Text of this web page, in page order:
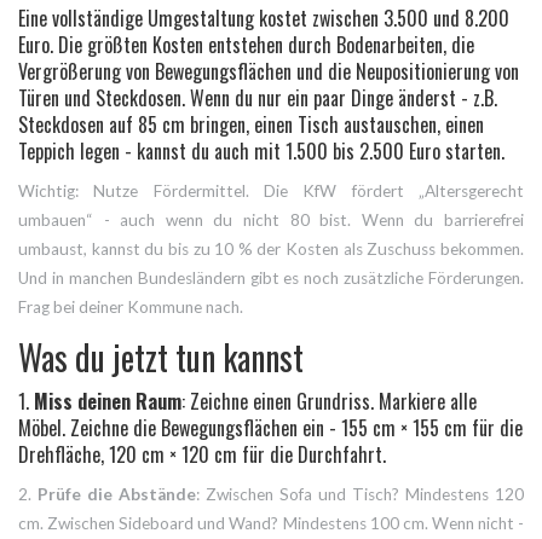
Eine vollständige Umgestaltung kostet zwischen 3.500 und 8.200
Euro. Die größten Kosten entstehen durch Bodenarbeiten, die
Vergrößerung von Bewegungsflächen und die Neupositionierung von
Türen und Steckdosen. Wenn du nur ein paar Dinge änderst - z.B.
Steckdosen auf 85 cm bringen, einen Tisch austauschen, einen
Teppich legen - kannst du auch mit 1.500 bis 2.500 Euro starten.
Wichtig: Nutze Fördermittel. Die KfW fördert „Altersgerecht
umbauen“ - auch wenn du nicht 80 bist. Wenn du barrierefrei
umbaust, kannst du bis zu 10 % der Kosten als Zuschuss bekommen.
Und in manchen Bundesländern gibt es noch zusätzliche Förderungen.
Frag bei deiner Kommune nach.
Was du jetzt tun kannst
1. Miss deinen Raum: Zeichne einen Grundriss. Markiere alle
Möbel. Zeichne die Bewegungsflächen ein - 155 cm × 155 cm für die
Drehfläche, 120 cm × 120 cm für die Durchfahrt.
2. Prüfe die Abstände: Zwischen Sofa und Tisch? Mindestens 120
cm. Zwischen Sideboard und Wand? Mindestens 100 cm. Wenn nicht -